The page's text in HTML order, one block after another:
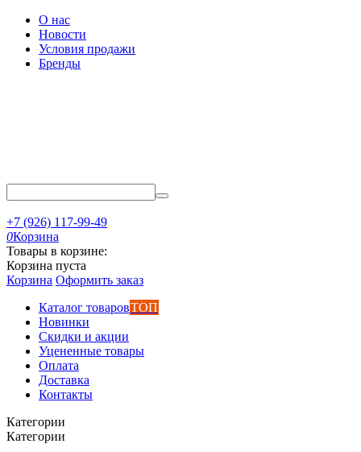
О нас
Новости
Условия продажи
Бренды
+7 (926) 117-99-49
0Корзина
Товары в корзине:
Корзина пуста
Корзина Оформить заказ
Каталог товаровТОП
Новинки
Скидки и акции
Уцененные товары
Оплата
Доставка
Контакты
Категории
Категории